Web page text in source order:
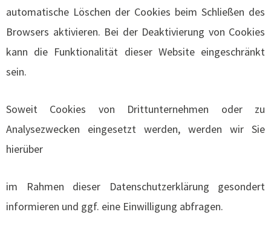
automatische Löschen der Cookies beim Schließen des
Browsers aktivieren. Bei der Deaktivierung von Cookies
kann die Funktionalität dieser Website eingeschränkt
sein.
Soweit Cookies von Drittunternehmen oder zu
Analysezwecken eingesetzt werden, werden wir Sie
hierüber
im Rahmen dieser Datenschutzerklärung gesondert
informieren und ggf. eine Einwilligung abfragen.